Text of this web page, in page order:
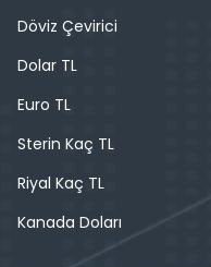
Döviz Çevirici
Dolar TL
Euro TL
Sterin Kaç TL
Riyal Kaç TL
Kanada Doları